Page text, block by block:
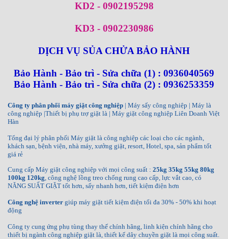
KD2 - 0902195298
KD3 - 0902230986
DỊCH VỤ SỦA CHỬA BẢO HÀNH
Bảo Hành - Bảo trì - Sửa chữa (1) : 0936040569
Bảo Hành - Bảo trì - Sửa chữa (2) : 0936253359
Công ty phân phối máy giặt công nghiệp | Máy sấy công nghiệp | Máy là
công nghiệp |Thiết bị phụ trợ giặt là | Máy giặt công nghiệp Liên Doanh Việt
Hàn
Tổng đại lý phân phối Máy giặt là công nghiệp các loại cho các ngành,
khách sạn, bệnh viện, nhà máy, xưởng giặt, resort, Hotel, spa, sản phẩm tốt
giá rẻ
Cung cấp Máy giặt công nghiệp với mọi công suất : 25kg 35kg 55kg 80kg
100kg 120kg, công nghệ lồng treo chống rung cao cấp, lực vắt cao, có
NĂNG SUẤT GIẶT tốt hơn, sấy nhanh hơn, tiết kiệm điện hơn
Công nghệ inverter giúp máy giặt tiết kiệm điện tối đa 30% - 50% khi hoạt
động
Công ty cung ứng phụ tùng thay thế chính hãng, linh kiện chính hãng cho
thiết bị ngành công nghiệp giặt là, thiết kế dây chuyền giặt là mọi công suất.